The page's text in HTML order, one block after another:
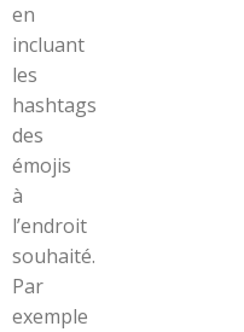
en
incluant
les
hashtags
des
émojis
à
l’endroit
souhaité.
Par
exemple